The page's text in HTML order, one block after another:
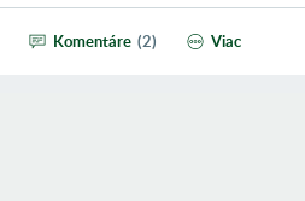
Komentáre (2) viac